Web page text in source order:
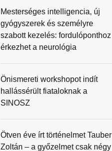
Mesterséges intelligencia, új
gyógyszerek és személyre
szabott kezelés: fordulóponthoz
érkezhet a neurológia
Önismereti workshopot indít
hallássérült fiataloknak a
SINOSZ
Ötven éve írt történelmet Tauber
Zoltán – a győzelmet csak négy